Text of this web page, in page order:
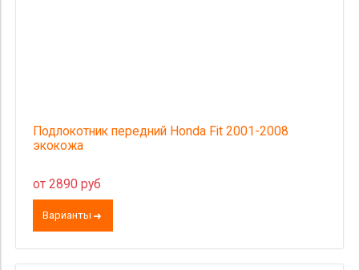
Подлокотник передний Honda Fit 2001-2008
экокожа
от 2890 руб
Варианты